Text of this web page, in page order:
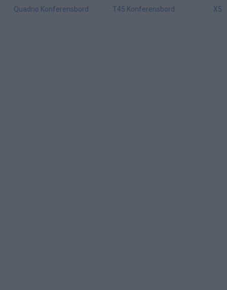
Quadrio Konferensbord T45 Konferensbord X5